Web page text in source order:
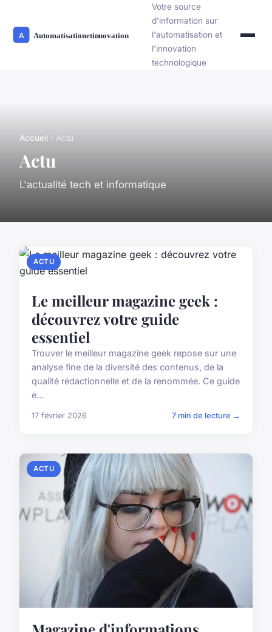
Votre source
d'information sur
l'automatisation et
l'innovation
technologique
Accueil › Actu
Actu
L'actualité tech et informatique
ACTU
Le meilleur magazine geek :
découvrez votre guide
essentiel
Trouver le meilleur magazine geek repose sur une
analyse fine de la diversité des contenus, de la
qualité rédactionnelle et de la renommée. Ce guide
e...
17 février 2026 7 min de lecture →
ACTU